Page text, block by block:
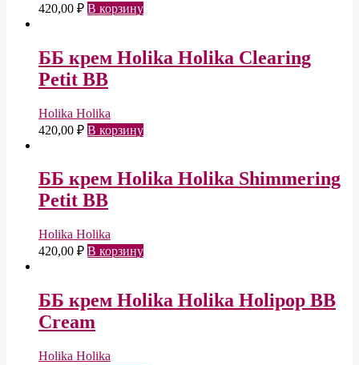
420,00 ₽ В корзину
ББ крем Holika Holika Clearing
Petit BB
Holika Holika
420,00 ₽ В корзину
ББ крем Holika Holika Shimmering
Petit BB
Holika Holika
420,00 ₽ В корзину
ББ крем Holika Holika Holipop BB
Cream
Holika Holika